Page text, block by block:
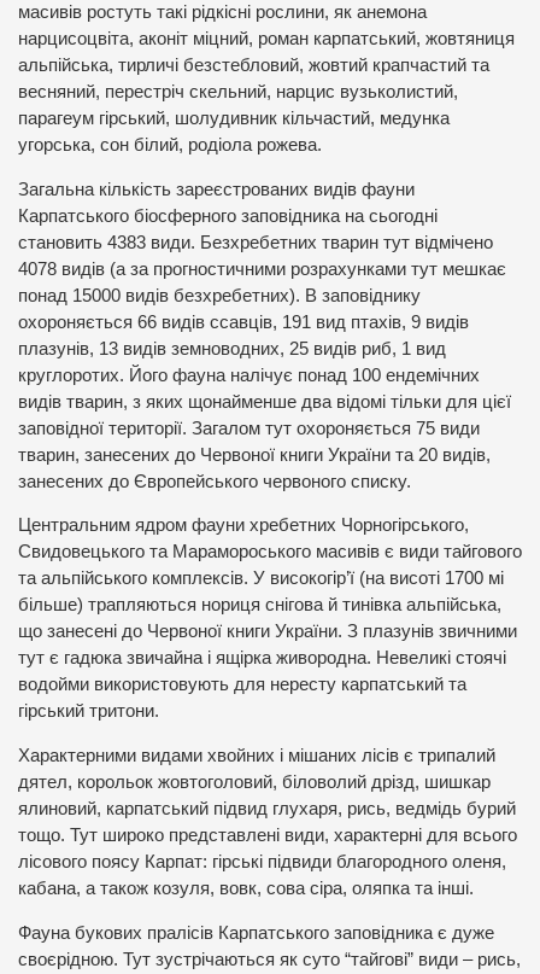
масивів ростуть такі рідкісні рослини, як анемона
нарцисоцвіта, аконіт міцний, роман карпатський, жовтяниця
альпійська, тирличі безстебловий, жовтий крапчастий та
весняний, перестріч скельний, нарцис вузьколистий,
парагеум гірський, шолудивник кільчастий, медунка
угорська, сон білий, родіола рожева.
Загальна кількість зареєстрованих видів фауни
Карпатського біосферного заповідника на сьогодні
становить 4383 види. Безхребетних тварин тут відмічено
4078 видів (а за прогностичними розрахунками тут мешкає
понад 15000 видів безхребетних). В заповіднику
охороняється 66 видів ссавців, 191 вид птахів, 9 видів
плазунів, 13 видів земноводних, 25 видів риб, 1 вид
круглоротих. Його фауна налічує понад 100 ендемічних
видів тварин, з яких щонайменше два відомі тільки для цієї
заповідної території. Загалом тут охороняється 75 види
тварин, занесених до Червоної книги України та 20 видів,
занесених до Європейського червоного списку.
Центральним ядром фауни хребетних Чорногірського,
Свидовецького та Марамороського масивів є види тайгового
та альпійського комплексів. У високогір’ї (на висоті 1700 мі
більше) трапляються нориця снігова й тинівка альпійська,
що занесені до Червоної книги України. З плазунів звичними
тут є гадюка звичайна і ящірка живородна. Невеликі стоячі
водойми використовують для нересту карпатський та
гірський тритони.
Характерними видами хвойних і мішаних лісів є трипалий
дятел, корольок жовтоголовий, біловолий дрізд, шишкар
ялиновий, карпатський підвид глухаря, рись, ведмідь бурий
тощо. Тут широко представлені види, характерні для всього
лісового поясу Карпат: гірські підвиди благородного оленя,
кабана, а також козуля, вовк, сова сіра, оляпка та інші.
Фауна букових пралісів Карпатського заповідника є дуже
своєрідною. Тут зустрічаються як суто “тайгові” види – рись,